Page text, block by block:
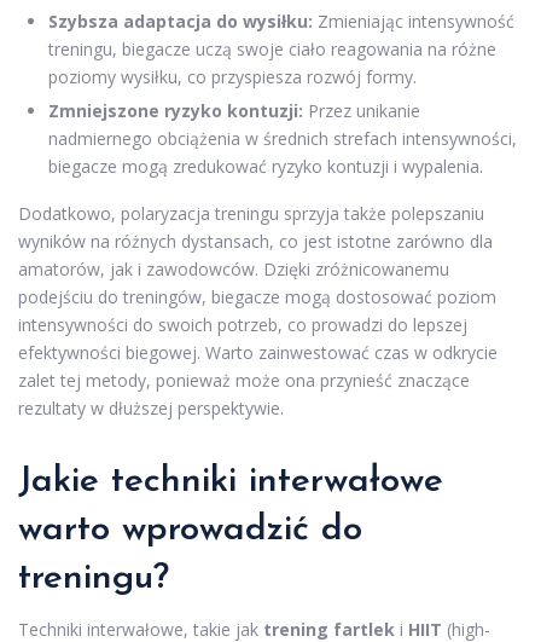
Szybsza adaptacja do wysiłku: Zmieniając intensywność
treningu, biegacze uczą swoje ciało reagowania na różne
poziomy wysiłku, co przyspiesza rozwój formy.
Zmniejszone ryzyko kontuzji: Przez unikanie
nadmiernego obciążenia w średnich strefach intensywności,
biegacze mogą zredukować ryzyko kontuzji i wypalenia.
Dodatkowo, polaryzacja treningu sprzyja także polepszaniu
wyników na różnych dystansach, co jest istotne zarówno dla
amatorów, jak i zawodowców. Dzięki zróżnicowanemu
podejściu do treningów, biegacze mogą dostosować poziom
intensywności do swoich potrzeb, co prowadzi do lepszej
efektywności biegowej. Warto zainwestować czas w odkrycie
zalet tej metody, ponieważ może ona przynieść znaczące
rezultaty w dłuższej perspektywie.
Jakie techniki interwałowe
warto wprowadzić do
treningu?
Techniki interwałowe, takie jak trening fartlek i HIIT (high-